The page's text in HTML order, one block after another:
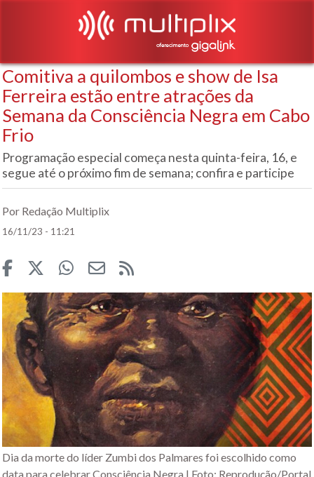
Comitiva a quilombos e show de Isa
Ferreira estão entre atrações da
Semana da Consciência Negra em Cabo
Frio
Programação especial começa nesta quinta-feira, 16, e
segue até o próximo fim de semana; confira e participe
Por Redação Multiplix
16/11/23 - 11:21
Dia da morte do líder Zumbi dos Palmares foi escolhido como
data para celebrar Consciência Negra | Foto: Reprodução/Portal